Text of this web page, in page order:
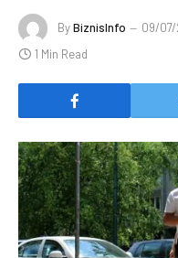
ByBiznisInfo 09/07/
1 Min Read